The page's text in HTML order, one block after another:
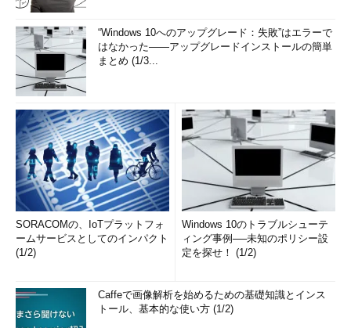
“Windows 10へのアップグレード：失敗”はエラーで
はなかった――アップグレードインストールの簡単
まとめ (1/3...
SORACOMの、IoTプラットフォ
ームサービスとしてのインパクト
(1/2)
Windows 10のトラブルシューテ
ィング事例──未知のポリシー設
定を探せ！ (1/2)
Caffeで画像解析を始めるための基礎知識とインス
トール、基本的な使い方 (1/2)